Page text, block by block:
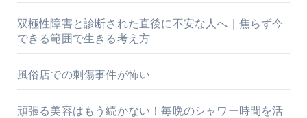
双極性障害と診断された直後に不安な人へ｜焦らず今
できる範囲で生きる考え方
風俗店での刺傷事件が怖い
頑張る美容はもう続かない！毎晩のシャワー時間を活